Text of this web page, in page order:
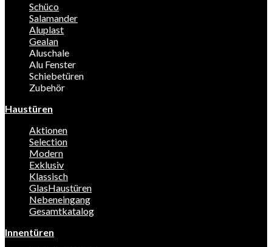
Schüco
Salamander
Aluplast
Gealan
Aluschale
Alu Fenster
Schiebetüren
Zubehör
Haustüren
Aktionen
Selection
Modern
Exklusiv
Klassisch
GlasHaustüren
Nebeneingang
Gesamtkatalog
Innentüren